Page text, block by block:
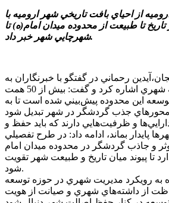
از احياي بافت تاريخي شهر اروميه با
تا طبيعت از محدوده ميدان امام(ه) تا
شهرچايي شهر خبر داد.
رحماني در گفتگو با خبرنگاران به
برنامه‌هاي توسعه شهري اشاره کرد و گفت: بيش از 50 همت
اين محدوده پيش‌بيني شده است تا به
و ظرفيت‌هايي دارند که بايد حفظ و
پايدار بماند، ادامه داد: در طرح تفصيلي
و جاذب گردشگر در محدوده ميدان امام
تا پيوند ميان تاريخ و طبيعت شهر تقويت
شود.
به رويکرد مديريت شهري در حوزه توسعه
از داشته‌هاي شهري و صيانت از هويت